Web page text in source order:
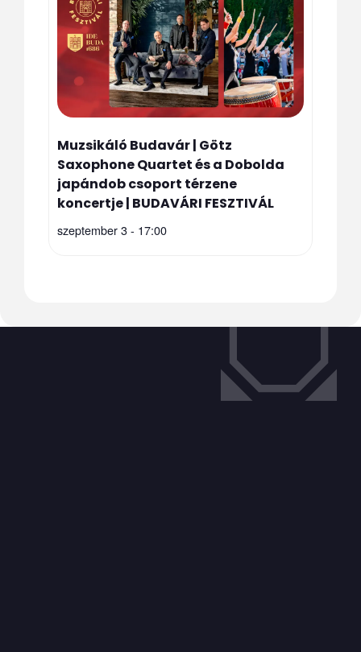
Muzsikáló Budavár | Götz
Saxophone Quartet és a Dobolda
japándob csoport térzene
koncertje | BUDAVÁRI FESZTIVÁL
szeptember 3 - 17:00